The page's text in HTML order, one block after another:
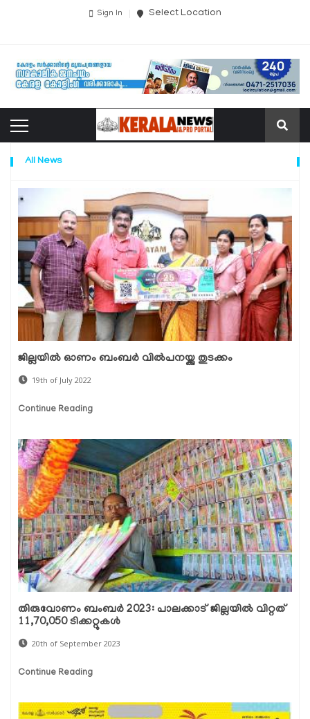
Sign In Select Location
All News
ജില്ലയില്‍ ഓണം ബംബര്‍ വില്‍പനയ്ക്കു തുടക്കം
19th of July 2022
Continue Reading
തിരുവോണം ബംബര്‍ 2023: പാലക്കാട് ജില്ലയില്‍ വിറ്റത്
11,70,050 ടിക്കറ്റുകള്‍
20th of September 2023
Continue Reading